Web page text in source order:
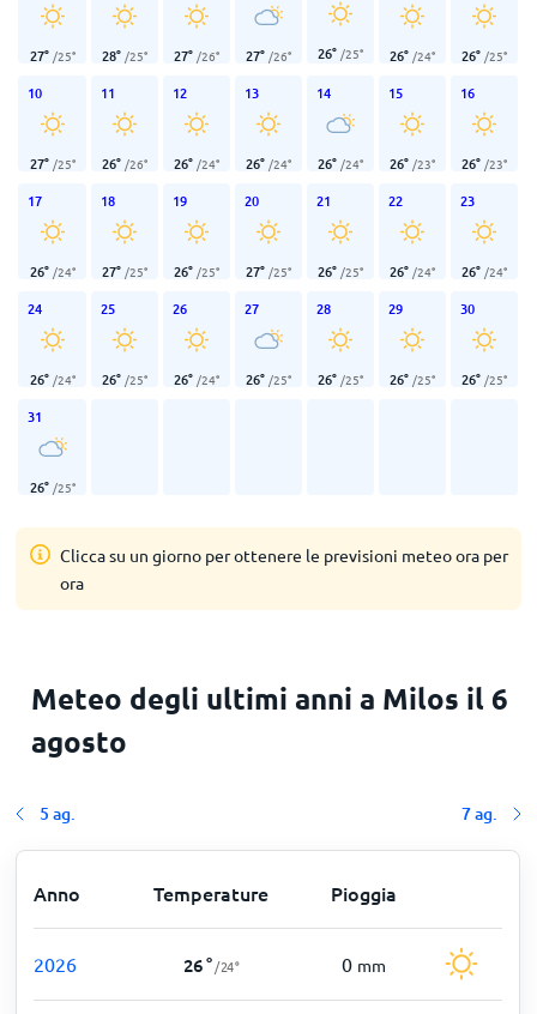
27° /25° 28° /25° 27° /26° 27° /26° 26° /25° 26° /24° 26° /25°
10
27° /25°
11
26° /26°
12
26° /24°
13
26° /24°
14
26° /24°
15
26° /23°
16
26° /23°
17
26° /24°
18
27° /25°
19
26° /25°
20
27° /25°
21
26° /25°
22
26° /24°
23
26° /24°
24
26° /24°
25
26° /25°
26
26° /24°
27
26° /25°
28
26° /25°
29
26° /25°
30
26° /25°
31
26° /25°
Clicca su un giorno per ottenere le previsioni meteo ora per
ora
Meteo degli ultimi anni a Milos il 6
agosto
5 ag. 7 ag.
Anno Temperature Pioggia
2026 26° /24° 0 mm